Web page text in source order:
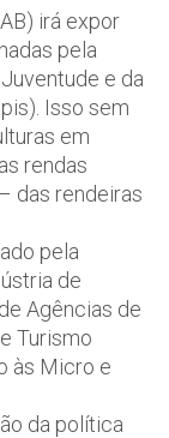
irá expor
pela
e da
Isso sem
em
rendas
das rendeiras
pela
de
Agências de
Turismo
às Micro e
da política